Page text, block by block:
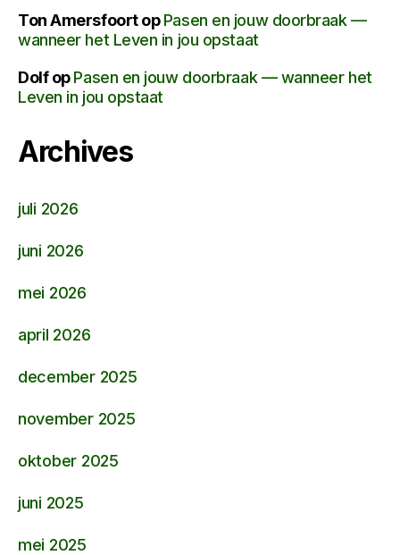
Ton AmersfoortopPasen en jouw doorbraak —
wanneer het Leven in jou opstaat
DolfopPasen en jouw doorbraak — wanneer het
Leven in jou opstaat
Archives
juli 2026
juni 2026
mei 2026
april 2026
december 2025
november 2025
oktober 2025
juni 2025
mei 2025